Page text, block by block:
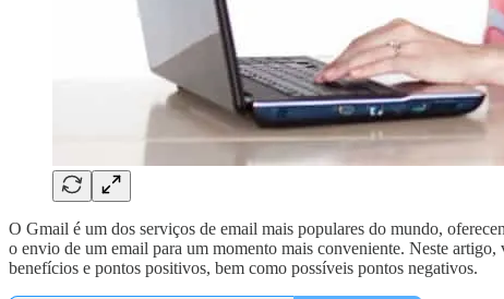
O Gmail é um dos serviços de email mais populares do mundo,
o envio de um email para um momento mais conveniente. Neste
benefícios e pontos positivos, bem como possíveis pontos negativos.